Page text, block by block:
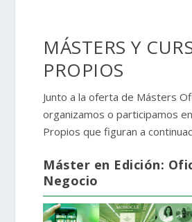
MÁSTERS Y
PROPIOS
Junto a la oferta de Másters
organizamos o participamos
Propios que figuran a
Máster en Edición:
Negocio